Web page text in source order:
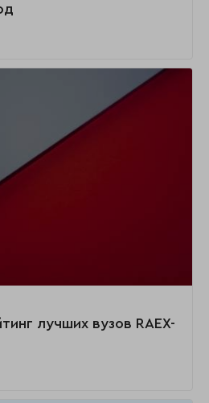
лучших вузов RAEX-